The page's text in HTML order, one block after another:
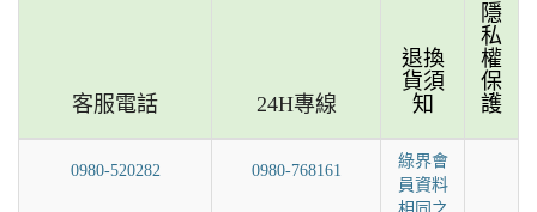
客服電話 24H專線
退換
貨須
知
隱
私
權
保
護
0980-520282 0980-768161
綠界會
員資料